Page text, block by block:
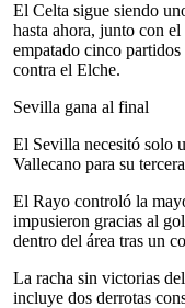
El Celta sigue siendo
hasta ahora, junto con
empatado cinco
contra el Elche.
Sevilla gana al final
El Sevilla necesitó solo
Vallecano para su
El Rayo controló la
impusieron gracias al
dentro del área tras un
La racha sin victorias
incluye dos derrotas